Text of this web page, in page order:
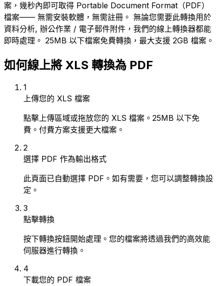
案，幾秒內即可取得 Portable Document Format（PDF）
檔案—— 無需安裝軟體，無需註冊。 無論您需要此轉換用於
資料分析, 辦公作業 / 電子郵件附件，我們的線上轉換器都能
即時處理。 25MB 以下檔案免費轉換，最大支援 2GB 檔案。
如何線上將 XLS 轉換為 PDF
1
上傳您的 XLS 檔案
點擊上傳區域或拖放您的 XLS 檔案。25MB 以下免
費。付費方案支援更大檔案。
2
選擇 PDF 作為輸出格式
此頁面已自動選擇 PDF。如有需要，您可以調整轉換設
定。
3
點擊轉換
按下轉換按鈕開始處理。您的檔案將透過我們的高效能
伺服器進行轉換。
4
下載您的 PDF 檔案